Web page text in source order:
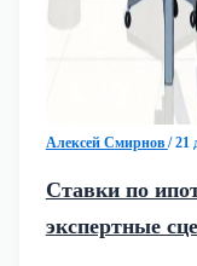
Алексей Смирнов /21
Ставки по
экспертные